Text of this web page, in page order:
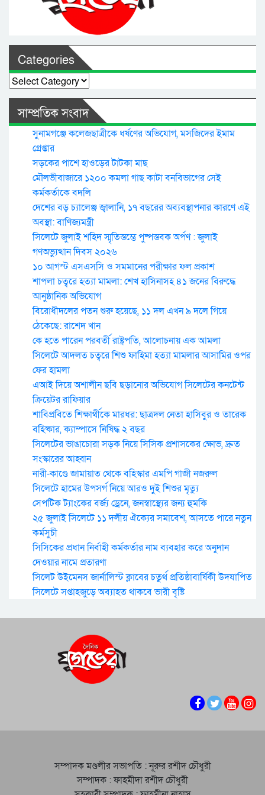
Categories
Categories
সাম্প্রতিক সংবাদ
সুনামগঞ্জে কলেজছাত্রীকে ধর্ষণের অভিযোগ, মসজিদের ইমাম
গ্রেপ্তার
সড়কের পাশে হাওড়ের টাটকা মাছ
মৌলভীবাজারে ১২০০ কমলা গাছ কাটা বনবিভাগের সেই
কর্মকর্তাকে বদলি
দেশের বড় চ্যালেঞ্জ জ্বালানি, ১৭ বছরের অব্যবস্থাপনার কারণে এই
অবস্থা: বাণিজ্যমন্ত্রী
সিলেটে জুলাই শহিদ স্মৃতিস্তম্ভে পুষ্পস্তবক অর্পণ : জুলাই
গণঅভ্যুত্থান দিবস ২০২৬
১০ আগস্ট এসএসসি ও সমমানের পরীক্ষার ফল প্রকাশ
শাপলা চত্বরে হত্যা মামলা: শেখ হাসিনাসহ ৪১ জনের বিরুদ্ধে
আনুষ্ঠানিক অভিযোগ
বিরোধীদলের পতন শুরু হয়েছে, ১১ দল এখন ৯ দলে গিয়ে
ঠেকেছে: রাশেদ খান
কে হতে পারেন পরবর্তী রাষ্ট্রপতি, আলোচনায় এক আমলা
সিলেটে আদলত চত্বরে শিশু ফাহিমা হত্যা মামলার আসামির ওপর
ফের হামলা
এআই দিয়ে অশালীন ছবি ছড়ানোর অভিযোগ সিলেটের কনটেন্ট
ক্রিয়েটর রাফিয়ার
শাবিপ্রবিতে শিক্ষার্থীকে মারধর: ছাত্রদল নেতা হাসিবুর ও তারেক
বহিষ্কার, ক্যাম্পাসে নিষিদ্ধ ২ বছর
সিলেটের ভাঙাচোরা সড়ক নিয়ে সিসিক প্রশাসকের ক্ষোভ, দ্রুত
সংস্কারের আহ্বান
নারী-কাণ্ডে জামায়াত থেকে বহিস্কার এমপি গাজী নজরুল
সিলেটে হামের উপসর্গ নিয়ে আরও দুই শিশুর মৃত্যু
সেপটিক ট্যাংকের বর্জ্য ড্রেনে, জনস্বাস্থ্যের জন্য হুমকি
২৫ জুলাই সিলেটে ১১ দলীয় ঐক্যের সমাবেশ, আসতে পারে নতুন
কর্মসুচী
সিসিকের প্রধান নির্বাহী কর্মকর্তার নাম ব্যবহার করে অনুদান
দেওয়ার নামে প্রতারণা
সিলেট উইমেনস জার্নালিস্ট ক্লাবের চতুর্থ প্রতিষ্ঠাবার্ষিকী উদযাপিত
সিলেটে সপ্তাহজুড়ে অব্যাহত থাকবে ভারী বৃষ্টি
সম্পাদক মণ্ডলীর সভাপতি : নূরুর রশীদ চৌধুরী
সম্পাদক : ফাহমীদা রশীদ চৌধুরী